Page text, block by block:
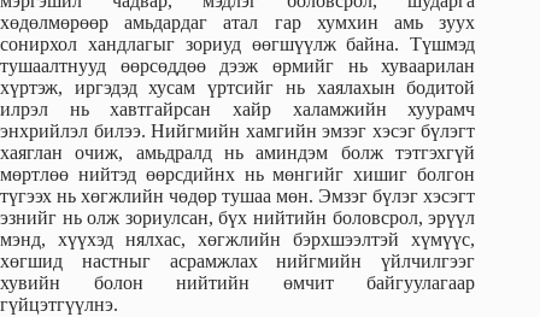
хөдөлмөрөөр амьдардаг атал гар хумхин амь зуух
сонирхол хандлагыг зориуд өөгшүүлж байна. Түшмэд
тушаалтнууд өөрсөддөө дээж өрмийг нь хуваарилан
хүртэж, иргэдэд хусам үртсийг нь хаялахын бодитой
илрэл нь хавтгайрсан хайр халамжийн хуурамч
энхрийлэл билээ. Нийгмийн хамгийн эмзэг хэсэг бүлэгт
хаяглан очиж, амьдралд нь аминдэм болж тэтгэхгүй
мөртлөө нийтэд өөрсдийнх нь мөнгийг хишиг болгон
түгээх нь хөгжлийн чөдөр тушаа мөн. Эмзэг бүлэг хэсэгт
эзнийг нь олж зориулсан, бүх нийтийн боловсрол, эрүүл
мэнд, хүүхэд нялхас, хөгжлийн бэрхшээлтэй хүмүүс,
хөгшид настныг асрамжлах нийгмийн үйлчилгээг
хувийн болон нийтийн өмчит байгуулагаар
гүйцэтгүүлнэ.